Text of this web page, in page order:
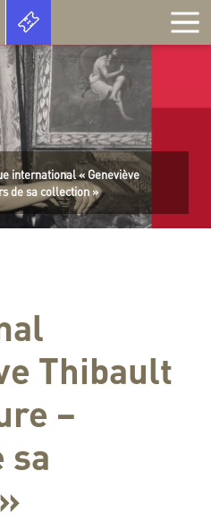
international « Geneviève
de sa collection »
Thibault
–
sa